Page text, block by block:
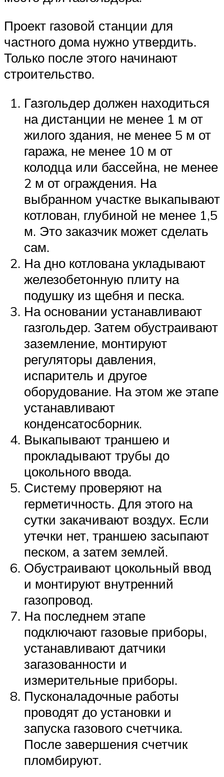
Проект газовой станции для
частного дома нужно утвердить.
Только после этого начинают
строительство.
Газгольдер должен находиться
на дистанции не менее 1 м от
жилого здания, не менее 5 м от
гаража, не менее 10 м от
колодца или бассейна, не менее
2 м от ограждения. На
выбранном участке выкапывают
котлован, глубиной не менее 1,5
м. Это заказчик может сделать
сам.
На дно котлована укладывают
железобетонную плиту на
подушку из щебня и песка.
На основании устанавливают
газгольдер. Затем обустраивают
заземление, монтируют
регуляторы давления,
испаритель и другое
оборудование. На этом же этапе
устанавливают
конденсатосборник.
Выкапывают траншею и
прокладывают трубы до
цокольного ввода.
Систему проверяют на
герметичность. Для этого на
сутки закачивают воздух. Если
утечки нет, траншею засыпают
песком, а затем землей.
Обустраивают цокольный ввод
и монтируют внутренний
газопровод.
На последнем этапе
подключают газовые приборы,
устанавливают датчики
загазованности и
измерительные приборы.
Пусконаладочные работы
проводят до установки и
запуска газового счетчика.
После завершения счетчик
пломбируют.